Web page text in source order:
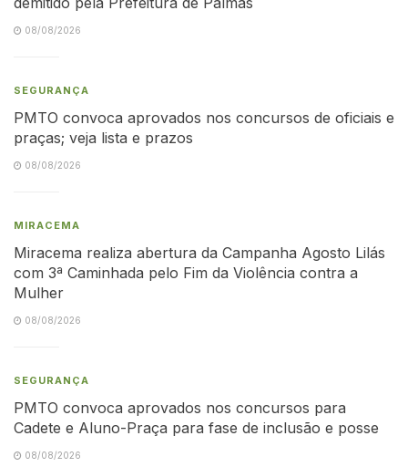
08/08/2026
SEGURANÇA
PMTO convoca aprovados nos concursos de oficiais e
praças; veja lista e prazos
08/08/2026
MIRACEMA
Miracema realiza abertura da Campanha Agosto Lilás
com 3ª Caminhada pelo Fim da Violência contra a
Mulher
08/08/2026
SEGURANÇA
PMTO convoca aprovados nos concursos para
Cadete e Aluno-Praça para fase de inclusão e posse
08/08/2026